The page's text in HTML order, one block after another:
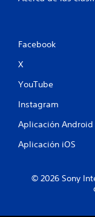
Facebook
X
YouTube
Instagram
Aplicación Android
Aplicación iOS
© 2026 Sony